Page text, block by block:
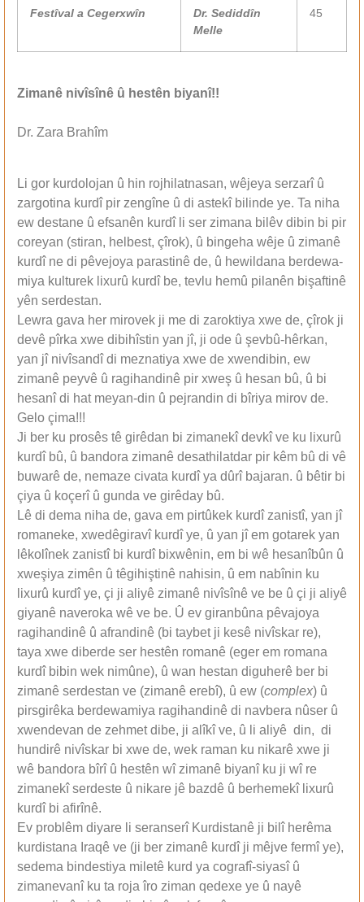
Festîval a Cegerxwîn
Dr. Sediddîn
Melle
45
Zimanê nivîsînê û hestên biyanî!!
Dr. Zara Brahîm
Li gor kurdolojan û hin rojhilatnasan, wêjeya serzarî û
zargotina kurdî pir zengîne û di astekî bilinde ye. Ta niha
ew destane û efsanên kurdî li ser zimana bilêv dibin bi pir
coreyan (stiran, helbest, çîrok), û bingeha wêje û zimanê
kurdî ne di pêvejoya parastinê de, û hewildana berdewa-
miya kulturek lixurû kurdî be, tevlu hemû pilanên bişaftinê
yên serdestan.
Lewra gava her mirovek ji me di zaroktiya xwe de, çîrok ji
devê pîrka xwe dibihîstin yan jî, ji ode û şevbû-hêrkan,
yan jî nivîsandî di meznatiya xwe de xwendibin, ew
zimanê peyvê û ragihandinê pir xweş û hesan bû, û bi
hesanî di hat meyan-din û pejrandin di bîriya mirov de.
Gelo çima!!!
Ji ber ku prosês tê girêdan bi zimanekî devkî ve ku lixurû
kurdî bû, û bandora zimanê desathilatdar pir kêm bû di vê
buwarê de, nemaze civata kurdî ya dûrî bajaran. û bêtir bi
çiya û koçerî û gunda ve girêday bû.
Lê di dema niha de, gava em pirtûkek kurdî zanistî, yan jî
romaneke, xwedêgiravî kurdî ye, û yan jî em gotarek yan
lêkolînek zanistî bi kurdî bixwênin, em bi wê hesanîbûn û
xweşiya zimên û têgihiştinê nahisin, û em nabînin ku
lixurû kurdî ye, çi ji aliyê zimanê nivîsînê ve be û çi ji aliyê
giyanê naveroka wê ve be. Û ev giranbûna pêvajoya
ragihandinê û afrandinê (bi taybet ji kesê nivîskar re),
taya xwe diberde ser hestên romanê (eger em romana
kurdî bibin wek nimûne), û wan hestan diguherê ber bi
zimanê serdestan ve (zimanê erebî), û ew (complex) û
pirsgirêka berdewamiya ragihandinê di navbera nûser û
xwendevan de zehmet dibe, ji alîkî ve, û li aliyê din, di
hundirê nivîskar bi xwe de, wek raman ku nikarê xwe ji
wê bandora bîrî û hestên wî zimanê biyanî ku ji wî re
zimanekî serdeste û nikare jê bazdê û berhemekî lixurû
kurdî bi afirînê.
Ev problêm diyare li seranserî Kurdistanê ji bilî herêma
kurdistana Iraqê ve (ji ber zimanê kurdî ji mêjve fermî ye),
sedema bindestiya miletê kurd ya cografî-siyasî û
zimanevanî ku ta roja îro ziman qedexe ye û nayê